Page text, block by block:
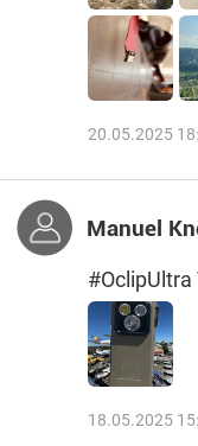
20.05.2025
Manuel
18.05.2025